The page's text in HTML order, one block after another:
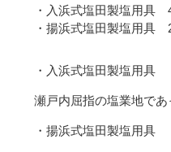
・入浜式塩田製塩用具
・揚浜式塩田製塩用具
・入浜式塩田製塩用具
瀬戸内屈指の塩業地で
・揚浜式塩田製塩用具